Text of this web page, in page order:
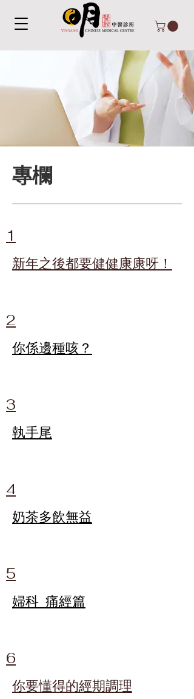
專欄
1
新年之後都要健健康康呀！
2
你係邊種咳？
3
執手尾
4
奶茶多飲無益
5
婦科_痛經篇
6
你要懂得的經期調理